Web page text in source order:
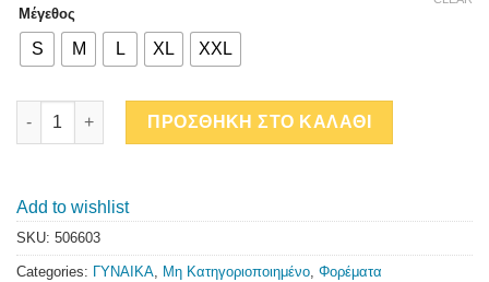
Μέγεθος
S M L XL XXL
ΦΟΡΕΜΑ ΘΑΛΑΣΣΗΣ - ΜΠΛΟΥΖΑ quantity
ΠΡΟΣΘΗΚΗ ΣΤΟ ΚΑΛΑΘΙ
Add to wishlist
SKU: 506603
Categories: ΓΥΝΑΙΚΑ Μη Κατηγοριοποιημένο Φορέματα